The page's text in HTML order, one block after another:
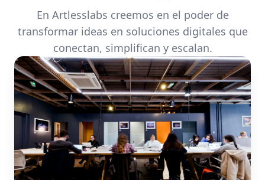
En Artlesslabs creemos en el poder de
transformar ideas en soluciones digitales que
conectan, simplifican y escalan.